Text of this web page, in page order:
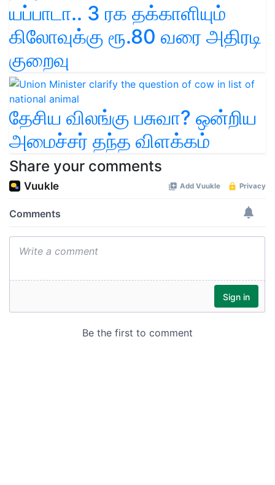
யப்பாடா.. 3 ரக தக்காளியும்
கிலோவுக்கு ரூ.80 வரை அதிரடி
குறைவு
தேசிய விலங்கு பசுவா? ஒன்றிய
அமைச்சர் தந்த விளக்கம்
Share your comments